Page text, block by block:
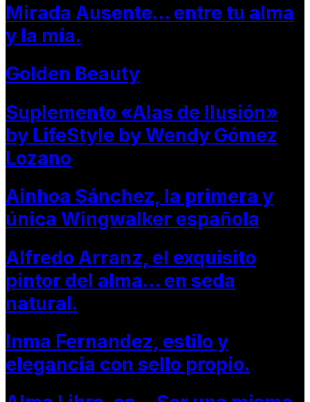
Mirada Ausente… entre tu alma
y la mía.
Golden Beauty
Suplemento «Alas de Ilusión»
by LifeStyle by Wendy Gómez
Lozano
Ainhoa Sánchez, la primera y
única Wingwalker española
Alfredo Arranz, el exquisito
pintor del alma… en seda
natural.
Inma Fernandez, estilo y
elegancia con sello propio.